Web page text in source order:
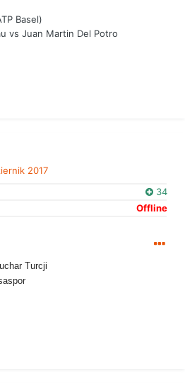
Basel)
vs Juan Martin Del Potro
2017
34
Offline
Turcji